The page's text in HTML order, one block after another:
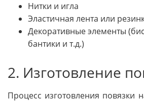
Нитки и игла
Эластичная лента или
Декоративные элементы
бантики и т.д.)
2. Изготовление
Процесс изготовления повязки